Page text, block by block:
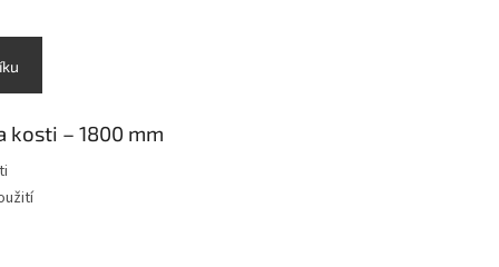
kosti – 1800 mm